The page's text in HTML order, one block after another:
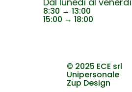
8:30 → 13:00
15:00 → 18:00
© 2025 ECE srl
Unipersonale
Zup Design